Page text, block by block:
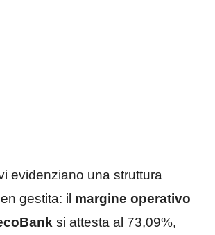
evidenziano una struttura
gestita: il margine operativo
si attesta al 73,09%,